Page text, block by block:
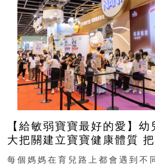
【給敏弱寶寶最好的愛】
大把關建立寶寶健康體質
每個媽媽在育兒路上都會遇到不